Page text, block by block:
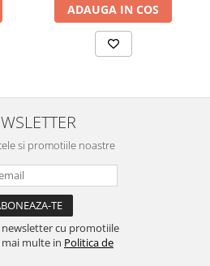
ADAUGA IN COS
si promotiile noastre
newsletter cu promotiile
multe in Politica de